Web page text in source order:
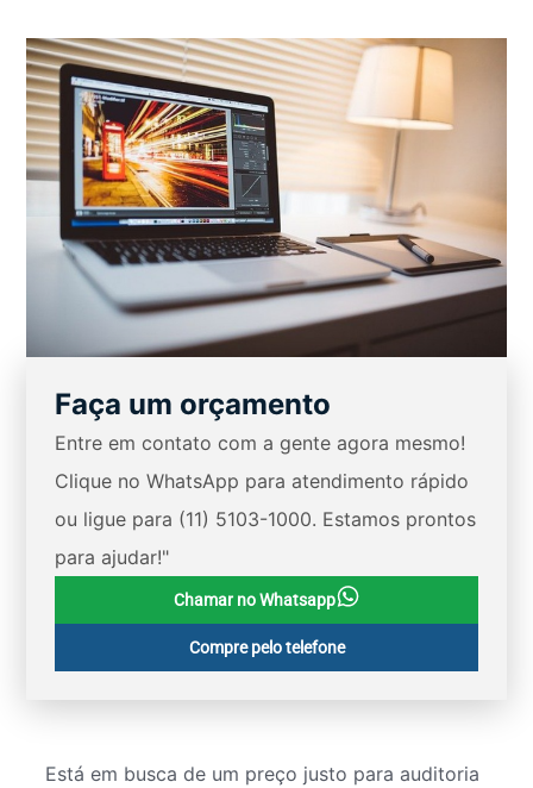
Faça um orçamento
Entre em contato com a gente agora mesmo!
Clique no WhatsApp para atendimento rápido
ou ligue para (11) 5103-1000. Estamos prontos
para ajudar!"
Chamar no Whatsapp
Compre pelo telefone
Está em busca de um preço justo para auditoria